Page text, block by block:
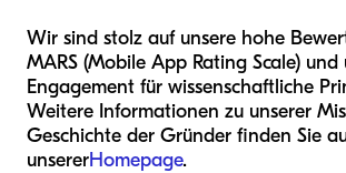
Wir sind stolz auf unsere hohe
MARS (Mobile App Rating Scale) und
Engagement für wissenschaftliche
Weitere Informationen zu unserer
Geschichte der Gründer finden Sie
unsererHomepage.